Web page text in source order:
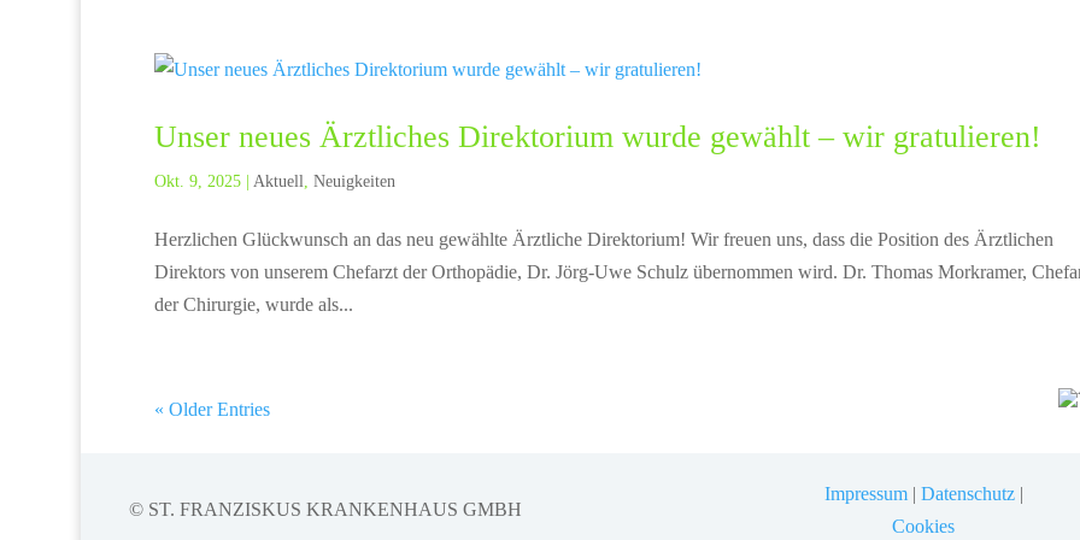
Unser neues Ärztliches Direktorium wurde gewählt – wir gratulieren!
Okt. 9, 2025| Aktuell Neuigkeiten
Herzlichen Glückwunsch an das neu gewählte Ärztliche Direktorium! Wir freuen uns, dass die Position des Ärztlichen
Direktors von unserem Chefarzt der Orthopädie, Dr. Jörg-Uwe Schulz übernommen wird. Dr. Thomas Morkramer,
der Chirurgie, wurde als...
« Older Entries
© ST. FRANZISKUS KRANKENHAUS GMBH
Impressum| Datenschutz|
Cookies